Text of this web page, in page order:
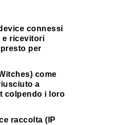
connessi
e ricevitori
per
come
a
colpendo i loro
raccolta (IP